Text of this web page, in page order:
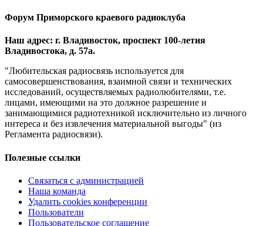
Форум Приморского краевого радиоклуба
Наш адрес: г. Владивосток, проспект 100-летия
Владивостока, д. 57а.
"Любительская радиосвязь используется для
самосовершенствования, взаимной связи и технических
исследований, осуществляемых радиолюбителями, т.е.
лицами, имеющими на это должное разрешение и
занимающимися радиотехникой исключительно из личного
интереса и без извлечения материальной выгоды" (из
Регламента радиосвязи).
Полезные ссылки
Связаться с администрацией
Наша команда
Удалить cookies конференции
Пользователи
Пользовательское соглашение